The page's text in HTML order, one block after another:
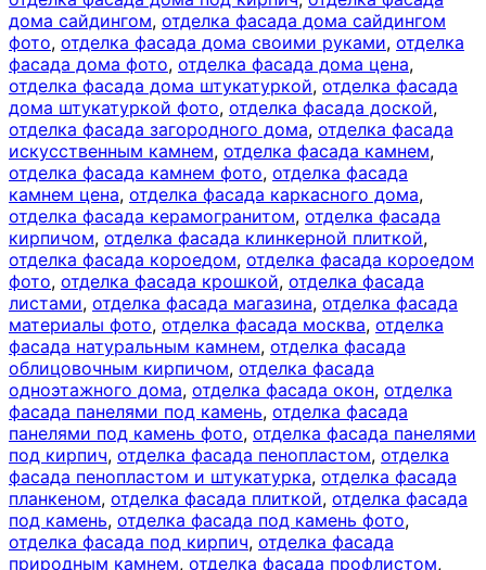
дома сайдингом, отделка фасада дома сайдингом
фото, отделка фасада дома своими руками, отделка
фасада дома фото, отделка фасада дома цена,
отделка фасада дома штукатуркой, отделка фасада
дома штукатуркой фото, отделка фасада доской,
отделка фасада загородного дома, отделка фасада
искусственным камнем, отделка фасада камнем,
отделка фасада камнем фото, отделка фасада
камнем цена, отделка фасада каркасного дома,
отделка фасада керамогранитом, отделка фасада
кирпичом, отделка фасада клинкерной плиткой,
отделка фасада короедом, отделка фасада короедом
фото, отделка фасада крошкой, отделка фасада
листами, отделка фасада магазина, отделка фасада
материалы фото, отделка фасада москва, отделка
фасада натуральным камнем, отделка фасада
облицовочным кирпичом, отделка фасада
одноэтажного дома, отделка фасада окон, отделка
фасада панелями под камень, отделка фасада
панелями под камень фото, отделка фасада панелями
под кирпич, отделка фасада пенопластом, отделка
фасада пенопластом и штукатурка, отделка фасада
планкеном, отделка фасада плиткой, отделка фасада
под камень, отделка фасада под камень фото,
отделка фасада под кирпич, отделка фасада
природным камнем, отделка фасада профлистом,